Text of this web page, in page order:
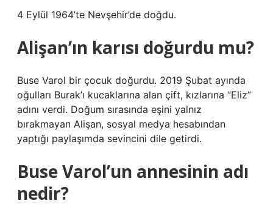
4 Eylül 1964’te Nevşehir’de doğdu.
Alişan’ın karısı doğurdu mu?
Buse Varol bir çocuk doğurdu. 2019 Şubat ayında
oğulları Burak’ı kucaklarına alan çift, kızlarına “Eliz”
adını verdi. Doğum sırasında eşini yalnız
bırakmayan Alişan, sosyal medya hesabından
yaptığı paylaşımda sevincini dile getirdi.
Buse Varol’un annesinin adı
nedir?